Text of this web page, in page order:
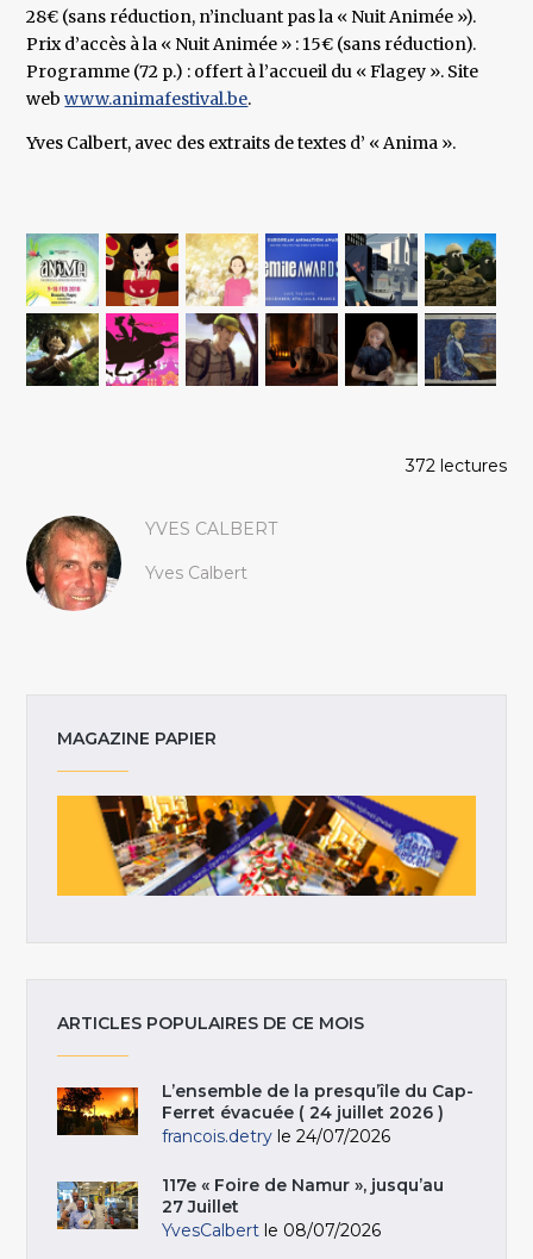
28€ (sans réduction, n’incluant pas la « Nuit Animée »).
Prix d’accès à la « Nuit Animée » : 15€ (sans réduction).
Programme (72 p.) : offert à l’accueil du « Flagey ». Site
webwww.animafestival.be.
Yves Calbert, avec des extraits de textes d’ « Anima ».
372 lectures
YVES CALBERT
Yves Calbert
MAGAZINE PAPIER
ARTICLES POPULAIRES DE CE MOIS
L’ensemble de la presqu’île du Cap-
Ferret évacuée ( 24 juillet 2026 )
francois.detry le 24/07/2026
117e « Foire de Namur », jusqu’au
27 Juillet
YvesCalbert le 08/07/2026